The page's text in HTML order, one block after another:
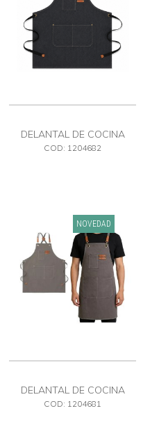
DELANTAL DE COCINA
COD: 1204682
NOVEDAD
DELANTAL DE COCINA
COD: 1204681